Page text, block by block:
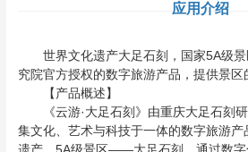
应用介绍
世界文化遗产大足石刻，国家5A级景
究院官方授权的数字旅游产品，提供景区
【产品概述】
《云游·大足石刻》由重庆大足石刻研
集文化、艺术与科技于一体的数字旅游